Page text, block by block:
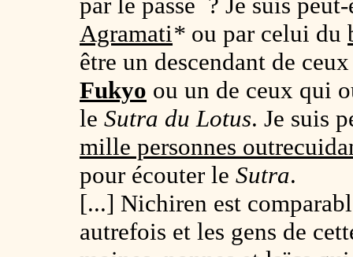
Agramati* ou par celui du
être un descendant de
Fukyo ou un de ceux qui
le Sutra du Lotus. Je suis
mille personnes
pour écouter le Sutra.
[...] Nichiren est
autrefois et les gens de